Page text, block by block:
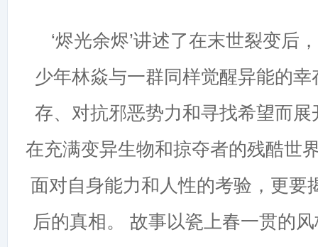
‘烬光余烬’讲述了在末世裂变后
少年林焱与一群同样觉醒异能的
存、对抗邪恶势力和寻找希望而
在充满变异生物和掠夺者的残酷世
面对自身能力和人性的考验，更要
后的真相。 故事以瓷上春一贯的